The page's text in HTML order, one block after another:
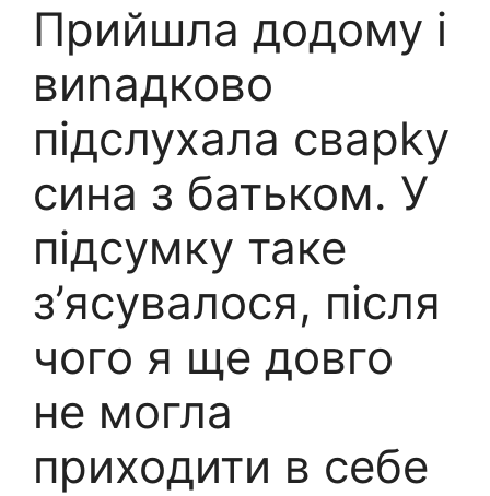
Прийшла додому і
виnадково
підслухала сварkу
сина з батьком. У
підсумку таке
з’ясувалося, після
чого я ще довго
не могла
приходити в себе